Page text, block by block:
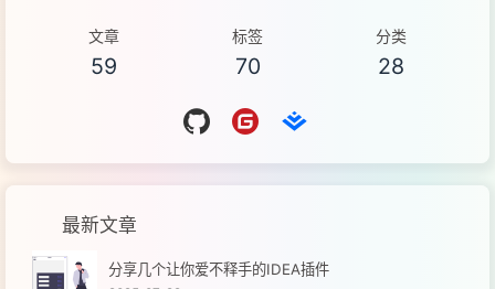
文章
59
标签
70
分类
28
最新文章
分享几个让你爱不释手的IDEA插件